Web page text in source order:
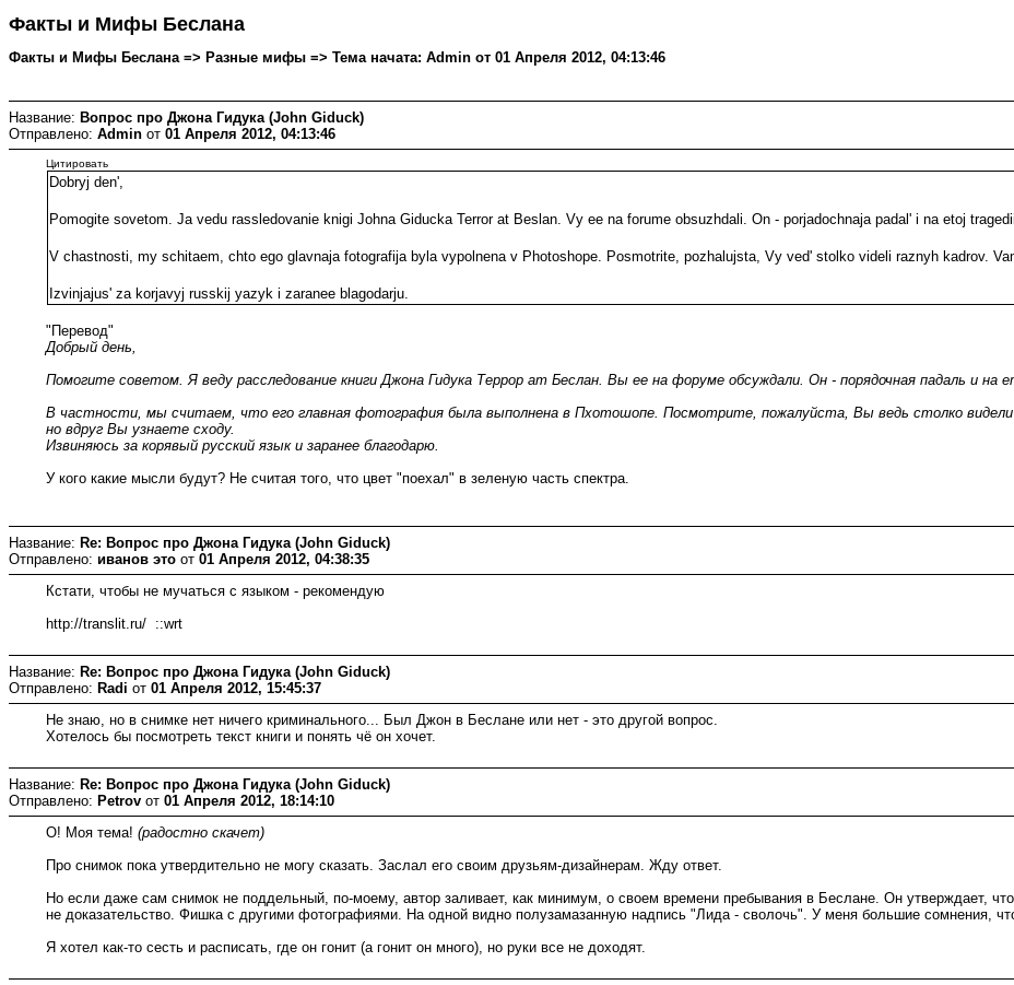
Факты и Мифы Беслана
Факты и Мифы Беслана => Разные мифы => Тема начата: Admin от 01 Апреля 2012, 04:13:46
Название: Вопрос про Джона Гидука (John Giduck)
Отправлено: Admin от 01 Апреля 2012, 04:13:46
Цитировать
Dobryj den',
Pomogite sovetom. Ja vedu rassledovanie knigi Johna Giducka Terror at Beslan. Vy ee na forume obsuzhdali. On - porjadochnaja padal' i na etoj
V chastnosti, my schitaem, chto ego glavnaja fotografija byla vypolnena v Photoshope. Posmotrite, pozhalujsta, Vy ved' stolko videli raznyh kadrov.
Izvinjajus' za korjavyj russkij yazyk i zaranee blagodarju.
"Перевод"
Добрый день,
Помогите советом. Я веду расследование книги Джона Гидука Террор ат Беслан. Вы ее на форуме обсуждали. Он - порядочная падаль и на
В частности, мы считаем, что его главная фотография была выполнена в Пхотошопе. Посмотрите, пожалуйста, Вы ведь столко
но вдруг Вы узнаете сходу.
Извиняюсь за корявый русский язык и заранее благодарю.
У кого какие мысли будут? Не считая того, что цвет "поехал" в зеленую часть спектра.
Название: Re: Вопрос про Джона Гидука (John Giduck)
Отправлено: иванов это от 01 Апреля 2012, 04:38:35
Кстати, чтобы не мучаться с языком - рекомендую
http://translit.ru/ ::wrt
Название: Re: Вопрос про Джона Гидука (John Giduck)
Отправлено: Radi от 01 Апреля 2012, 15:45:37
Не знаю, но в снимке нет ничего криминального... Был Джон в Беслане или нет - это другой вопрос.
Хотелось бы посмотреть текст книги и понять чё он хочет.
Название: Re: Вопрос про Джона Гидука (John Giduck)
Отправлено: Petrov от 01 Апреля 2012, 18:14:10
О! Моя тема!(радостно скачет)
Про снимок пока утвердительно не могу сказать. Заслал его своим друзьям-дизайнерам. Жду ответ.
Но если даже сам снимок не поддельный, по-моему, автор заливает, как минимум, о своем времени пребывания в Беслане. Он утверждает,
не доказательство. Фишка с другими фотографиями. На одной видно полузамазанную надпись "Лида - сволочь". У меня большие сомнения,
Я хотел как-то сесть и расписать, где он гонит (а гонит он много), но руки все не доходят.